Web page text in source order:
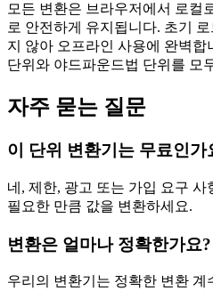
모든 변환은 브라우저에서 로컬
로 안전하게 유지됩니다. 초기
지 않아 오프라인 사용에 완벽합
단위와 야드파운드법 단위를 모
자주 묻는 질문
이 단위 변환기는 무료인가
네, 제한, 광고 또는 가입 요구
필요한 만큼 값을 변환하세요.
변환은 얼마나 정확한가요?
우리의 변환기는 정확한 변환